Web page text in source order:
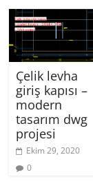
Çelik levha
giriş kapısı –
modern
tasarım dwg
projesi
Ekim 29, 2020
0